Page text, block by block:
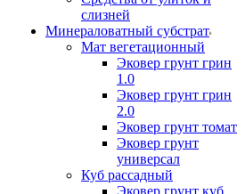
слизней
Минераловатный субстрат
Мат вегетационный
Эковер грунт грин
1.0
Эковер грунт грин
2.0
Эковер грунт томат
Эковер грунт
универсал
Куб рассадный
Эковер грунт куб